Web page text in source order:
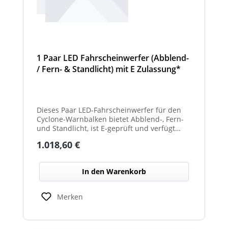
1 Paar LED Fahrscheinwerfer (Abblend-
/ Fern- & Standlicht) mit E Zulassung*
Dieses Paar LED-Fahrscheinwerfer für den
Cyclone-Warnbalken bietet Abblend-, Fern-
und Standlicht, ist E-geprüft und verfügt
Einsatz im Winterdienst.
Regulärer Preis:
1.018,60 €
In den Warenkorb
Merken